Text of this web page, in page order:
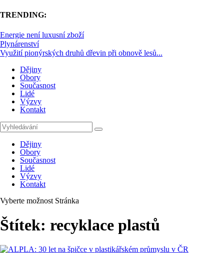
TRENDING:
Energie není luxusní zboží
Plynárenství
Využití pionýrských druhů dřevin při obnově lesů...
Dějiny
Obory
Současnost
Lidé
Výzvy
Kontakt
Dějiny
Obory
Současnost
Lidé
Výzvy
Kontakt
Vyberte možnost Stránka
Štítek: recyklace plastů